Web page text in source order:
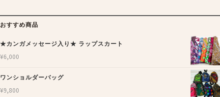
おすすめ商品
★カンガメッセージ入り★ ラップスカート
¥6,000
ワンショルダーバッグ
¥9,800